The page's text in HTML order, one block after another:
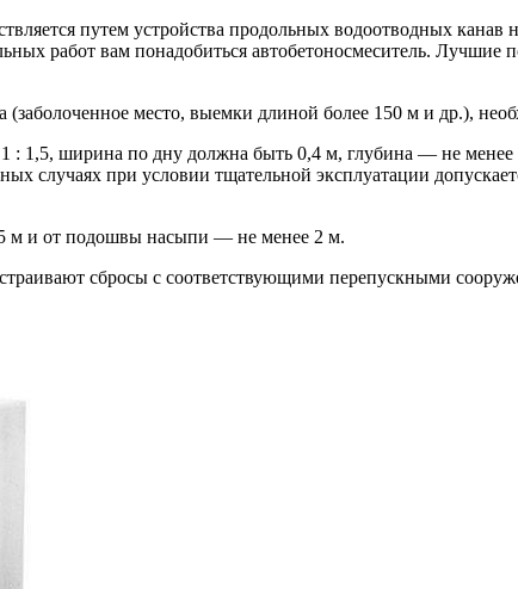
путем устройства продольных водоотводных канав
работ вам понадобиться автобетоносмеситель. Лучшие
место, выемки длиной более 150 м и др.),
1 : 1,5, ширина по дну должна быть 0,4 м, глубина — не
случаях при условии тщательной эксплуатации
5 м и от подошвы насыпи — не менее 2 м.
сбросы с соответствующими перепускными